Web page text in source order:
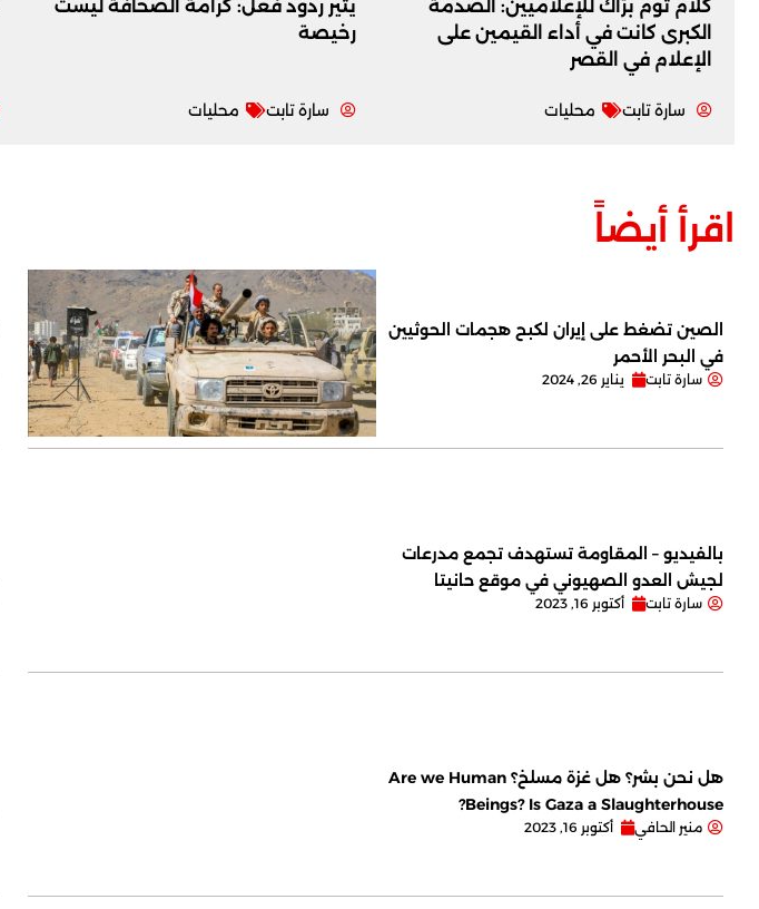
كلام توم برّاك للإعلاميين: الصدمة
الكبرى كانت في أداء القيمين على
‏الإعلام في القصر
سارة تابت محليات
يثير ردود فعل: كرامة الصحافة ليست
رخيصة
سارة تابت محليات
اقرأ أيضاً
الصين تضغط على إيران لكبح هجمات الحوثيين
في البحر الأحمر
سارة تابت يناير 26, 2024
بالفيديو – المقاومة تستهدف تجمع مدرعات
لجيش العدو الصهيوني في موقع حانيتا
سارة تابت أكتوبر 16, 2023
هل نحن بشر؟ هل غزة مسلخ؟ Are we Human
Beings? Is Gaza a Slaughterhouse?
منير الحافي أكتوبر 16, 2023